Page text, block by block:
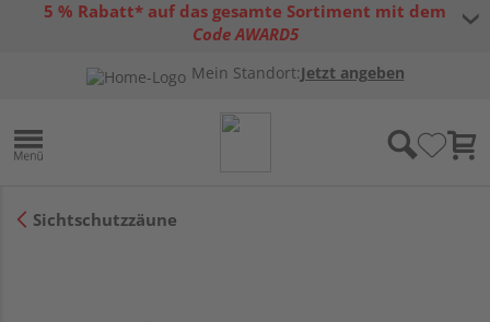
5 % Rabatt* auf das gesamte Sortiment mit dem
Code AWARD5
Gutscheinbedingungen
Mein Standort:Jetzt angeben
Sichtschutzzäune